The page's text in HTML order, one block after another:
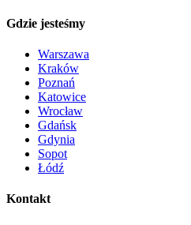
Gdzie jesteśmy
Warszawa
Kraków
Poznań
Katowice
Wrocław
Gdańsk
Gdynia
Sopot
Łódź
Kontakt